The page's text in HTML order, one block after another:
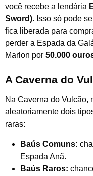
você recebe a lendária
Sword). Isso só pode
fica liberada para
perder a Espada da
Marlon por 50.000
A Caverna do
Na Caverna do Vulcão,
aleatoriamente dois
raras:
Baús Comuns:
Espada Anã.
Baús Raros: